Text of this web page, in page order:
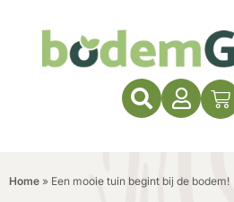
Home » Een mooie tuin begint bij de bodem!